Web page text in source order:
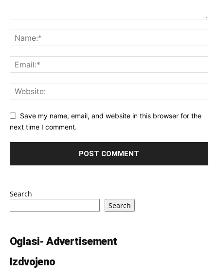
Save my name, email, and website in this browser for the
next time I comment.
Search
Search
Oglasi- Advertisement
Izdvojeno